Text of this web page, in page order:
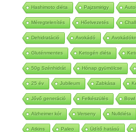
Hashimoto diéta Pajzsmirigy
Méregtelenítés Hőelvezetés
Dehidratáció Avokádó
Gluténmentes Ketogén diéta
50g Szénhidrát Hónap gyümölcse
25 év Jubileum Zabkása
Jővő generáció Felkészülés Bowl
Alzheimer kór Verseny Nulldiéta
Atkins Paleo Üdítő hatású